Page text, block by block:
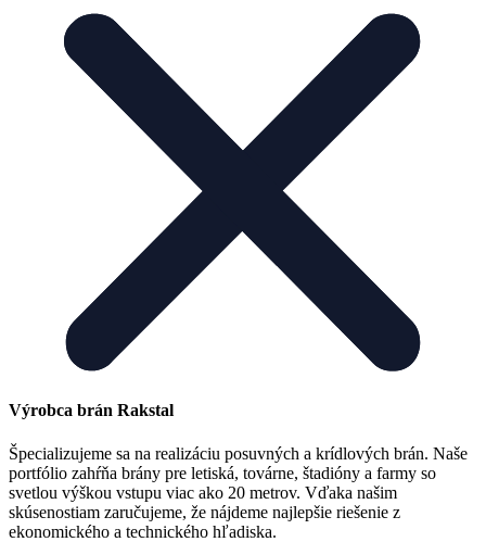
Výrobca brán Rakstal
Špecializujeme sa na realizáciu posuvných a krídlových brán. Naše
portfólio zahŕňa brány pre letiská, továrne, štadióny a farmy so
svetlou výškou vstupu viac ako 20 metrov. Vďaka našim
skúsenostiam zaručujeme, že nájdeme najlepšie riešenie z
ekonomického a technického hľadiska.